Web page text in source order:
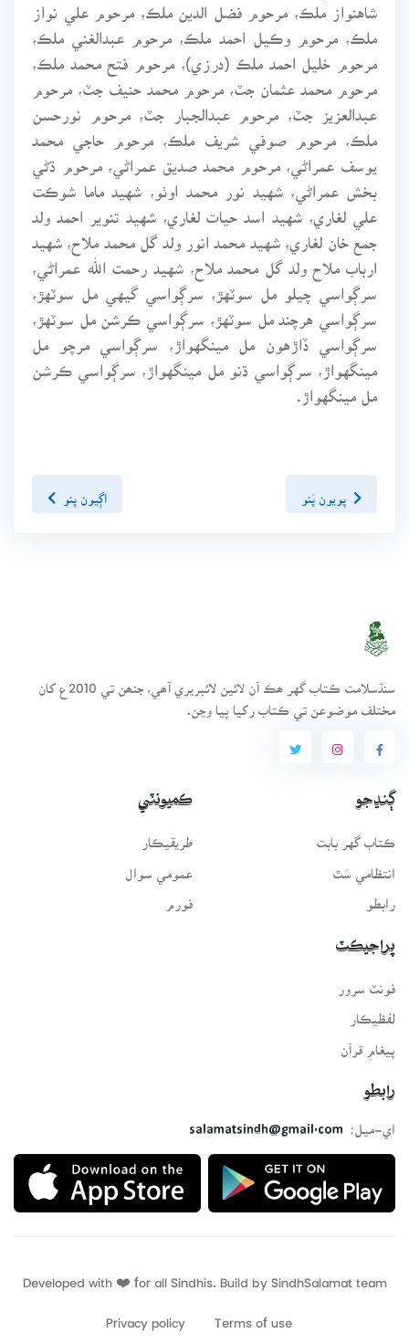
شاهنواز ملڪ، مرحوم فضل الدين ملڪ، مرحوم علي نواز
ملڪ، مرحوم وڪيل احمد ملڪ، مرحوم عبدالغني ملڪ،
مرحوم خليل احمد ملڪ (درزي)، مرحوم فتح محمد ملڪ،
مرحوم محمد عثمان جٽ، مرحوم محمد حنيف جٽ، مرحوم
عبدالعزيز جٽ، مرحوم عبدالجبار جٽ، مرحوم نورحسن
ملڪ، مرحوم صوفي شريف ملڪ، مرحوم حاجي محمد
يوسف عمراڻي، مرحوم محمد صديق عمراڻي، مرحوم ڌڻي
بخش عمراڻي، شهيد نور محمد اوٺو، شهيد ماما شوڪت
علي لغاري، شهيد اسد حيات لغاري، شهيد تنوير احمد ولد
جمع خان لغاري، شهيد محمد انور ولد گل محمد ملاح، شهيد
ارباب ملاح ولد گل محمد ملاح، شهيد رحمت الله عمراڻي،
سرڳواسي چيلو مل سوٽهڙ، سرڳواسي گيهي مل سوٽهڙ،
سرڳواسي هرچند مل سوٽهڙ، سرڳواسي ڪرشن مل سوٽهڙ،
سرڳواسي ڏاڙهون مل مينگهواڙ، سرڳواسي مرچو مل
مينگهواڙ، سرڳواسي ڌنو مل مينگهواڙ، سرڳواسي ڪرشن
مل مينگهواڙ.
پويون پَنو اڳيون پنو
سنڌسلامت ڪتاب گهر ھڪ آن لائين لائبريري آھي، جنھن تي 2010ع کان
مختلف موضوعن تي ڪتاب رکيا پيا وڃن.
ڳنڍجو
ڪتاب گهر بابت
انتظامي سَٿ
رابطو
ڪميونٽي
طريقيڪار
عمومي سوال
فورم
پراجيڪٽ
لفظيڪار
پيغامِ قرآن
رابطو
اي-ميل:
salamatsindh@gmail.com
Developed with ❤️ for all Sindhis. Build by
Terms of use